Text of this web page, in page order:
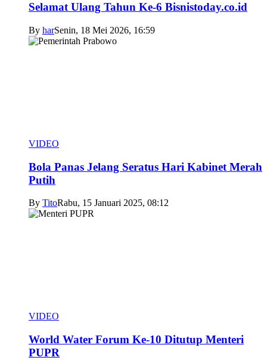
Selamat Ulang Tahun Ke-6 Bisnistoday.co.id
By harSenin, 18 Mei 2026, 16:59
VIDEO
Bola Panas Jelang Seratus Hari Kabinet Merah
Putih
By TitoRabu, 15 Januari 2025, 08:12
VIDEO
World Water Forum Ke-10 Ditutup Menteri
PUPR